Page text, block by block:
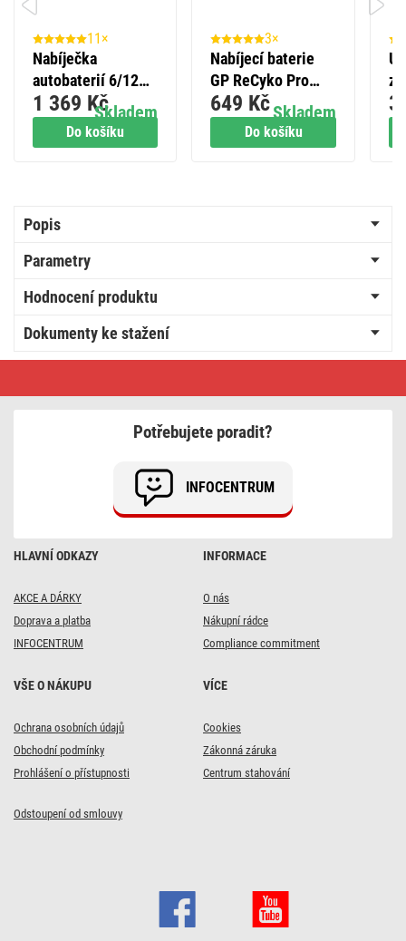
Do košíku
11×
Nabíječka
autobaterií 6/12V
4A
Skladem
1 369 Kč
Do košíku
3×
Nabíjecí baterie
GP ReCyko Pro
Professional AA
(HR6), 6 ks
Skladem
649 Kč
11x
Nabíječka autobaterií
6/12V 4A
Popis
Parametry
Hodnocení produktu
Dokumenty ke stažení
akumulátor
HLAVNÍ ODKAZY
AKCE A DÁRKY
Doprava a platba
INFOCENTRUM
INFORMACE
O nás
Nákupní rádce
Compliance commitment
VŠE O NÁKUPU
Ochrana osobních údajů
Obchodní podmínky
Prohlášení o přístupnosti
VÍCE
Cookies
Zákonná záruka
Centrum stahování
Odstoupení od smlouvy
Potřebujete poradit?
INFOCENTRUM